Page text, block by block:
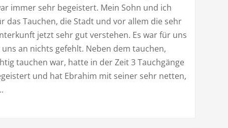
immer sehr begeistert. Mein Sohn und ich
das Tauchen, die Stadt und vor allem die sehr
jetzt sehr gut verstehen. Es war für uns
an nichts gefehlt. Neben dem tauchen,
tauchen war, hatte in der Zeit 3 Tauchgänge
und hat Ebrahim mit seiner sehr netten,